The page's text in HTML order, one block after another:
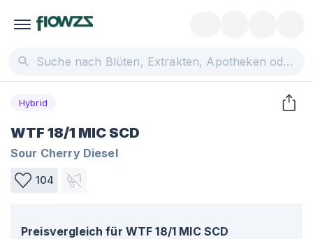
Hybrid
WTF 18/1 MIC SCD
Sour Cherry Diesel
104
Preisvergleich für WTF 18/1 MIC SCD